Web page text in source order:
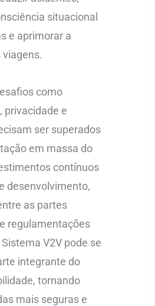
situacional
e aprimorar a
como
privacidade e
ser superados
em massa do
contínuos
desenvolvimento,
as partes
regulamentações
V2V pode se
integrante do
tornando
mais seguras e